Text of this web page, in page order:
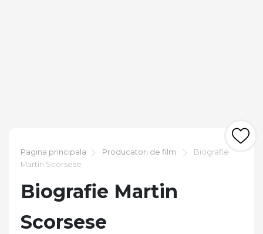
Pagina principala Producatori de film
Biografie
Martin Scorsese
Biografie Martin
Scorsese